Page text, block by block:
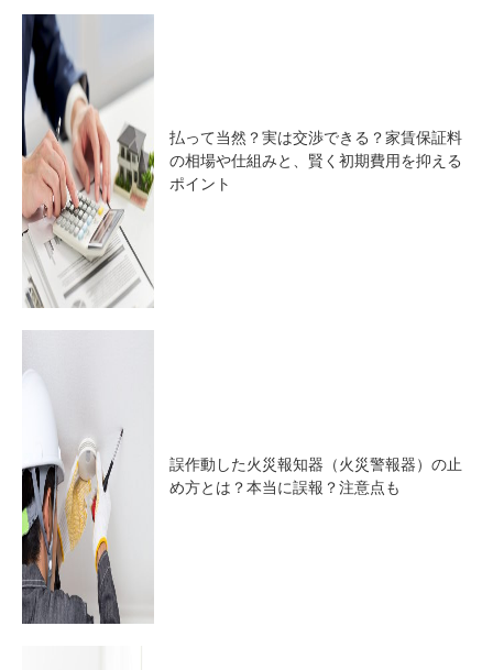
払って当然？実は交渉できる？家賃保証料
の相場や仕組みと、賢く初期費用を抑える
ポイント
誤作動した火災報知器（火災警報器）の止
め方とは？本当に誤報？注意点も